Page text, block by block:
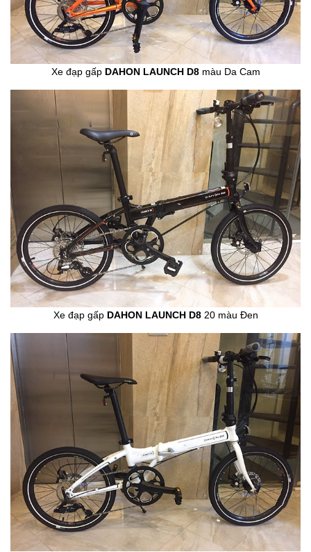
Xe đạp gấp DAHON LAUNCH D8màu Da Cam
Xe đạp gấp DAHON LAUNCH D820 màu Đen